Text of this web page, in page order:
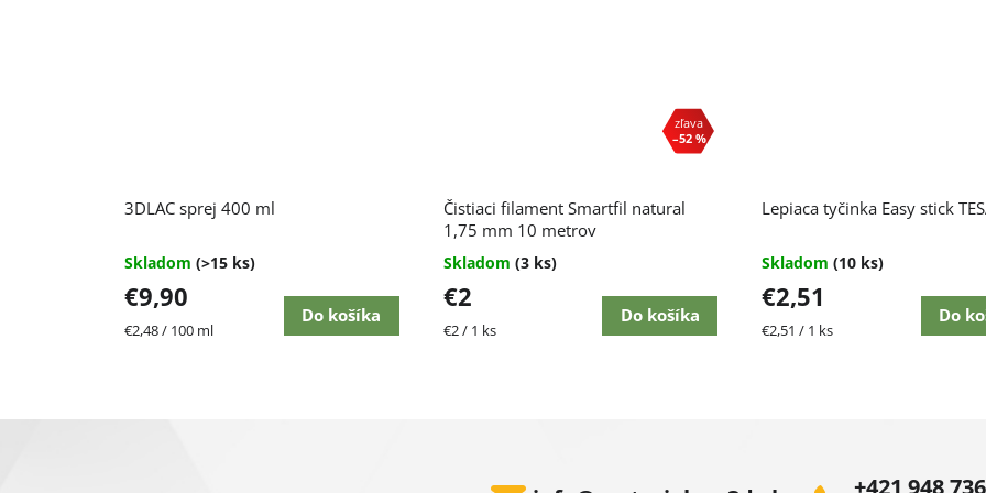
3DLAC sprej 400 ml
hodnotenie
4,7
z
5
hviezdičiek.
Skladom (>15 ks)
€9,90
Jednotková
€2,48 / 100 ml
Do košíka
–52 %
Čistiaci filament Smartfil natural
1,75 mm 10 metrov
Skladom (3 ks)
€2
Jednotková
€2 / 1 ks
Do košíka
Lepiaca tyčinka Easy stick
Skladom (10 ks)
€2,51
Jednotková
€2,51 / 1 ks
Do
+421 948